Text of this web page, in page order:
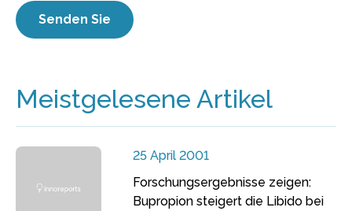
Meistgelesene Artikel
25 April 2001
Forschungsergebnisse zeigen:
Bupropion steigert die Libido bei